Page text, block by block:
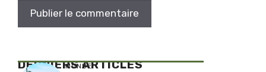
DERNIERS ARTICLES
MONDE